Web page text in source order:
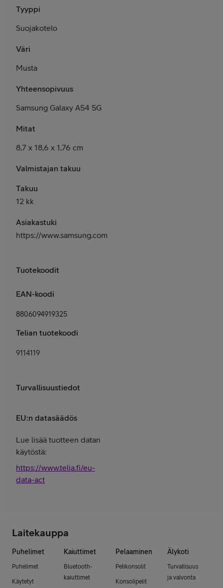
Tyyppi
Suojakotelo
Väri
Musta
Yhteensopivuus
Samsung Galaxy A54 5G
Mitat
8,7 x 18,6 x 1,76 cm
Valmistajan takuu
Takuu
12 kk
Asiakastuki
https://www.samsung.com/fi/support/
Tuotekoodit
EAN-koodi
8806094919325
Telian tuotekoodi
9114119
Turvallisuustiedot
EU:n datasäädös
Lue lisää tuotteen datan
käytöstä:
https://www.telia.fi/eu-
data-act
Laitekauppa
Puhelimet
Puhelimet
Käytetyt
Kaiuttimet
Bluetooth-
kaiuttimet
Pelaaminen
Pelikonsolit
Konsolipelit
Älykoti
Turvallisuus
ja valvonta